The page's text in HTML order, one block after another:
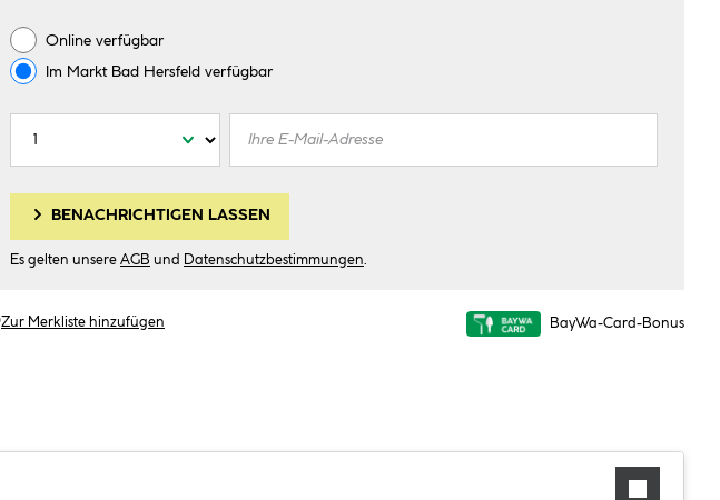
Online verfügbar
Im Markt Bad Hersfeld verfügbar
BENACHRICHTIGEN LASSEN
Es gelten unsere AGB und Datenschutzbestimmungen
Zur Merkliste hinzufügen BayWa-Card-Bonus